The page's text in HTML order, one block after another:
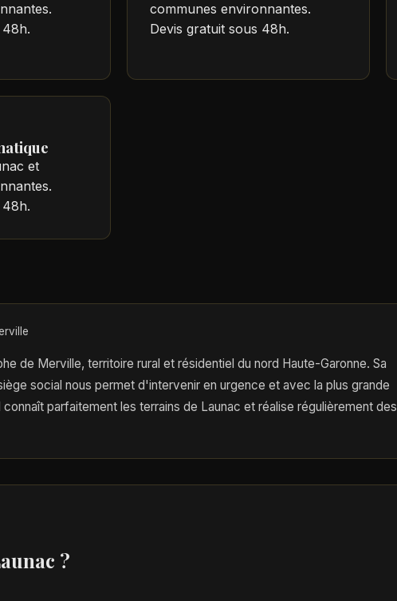
48h.
communes environnantes.
Devis gratuit sous 48h.
et
48h.
de Merville, territoire rural et résidentiel du nord Haute-Garonne. Sa
social nous permet d'intervenir en urgence et avec la plus grande
parfaitement les terrains de Launac et réalise régulièrement des
?